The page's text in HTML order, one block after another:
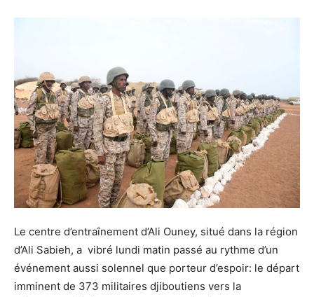
Le centre d’entraînement d’Ali Ouney, situé dans la région
d’Ali Sabieh, a vibré lundi matin passé au rythme d’un
événement aussi solennel que porteur d’espoir: le départ
imminent de 373 militaires djiboutiens vers la